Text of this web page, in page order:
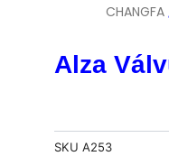
CHANGFA
Alza
SKU A253